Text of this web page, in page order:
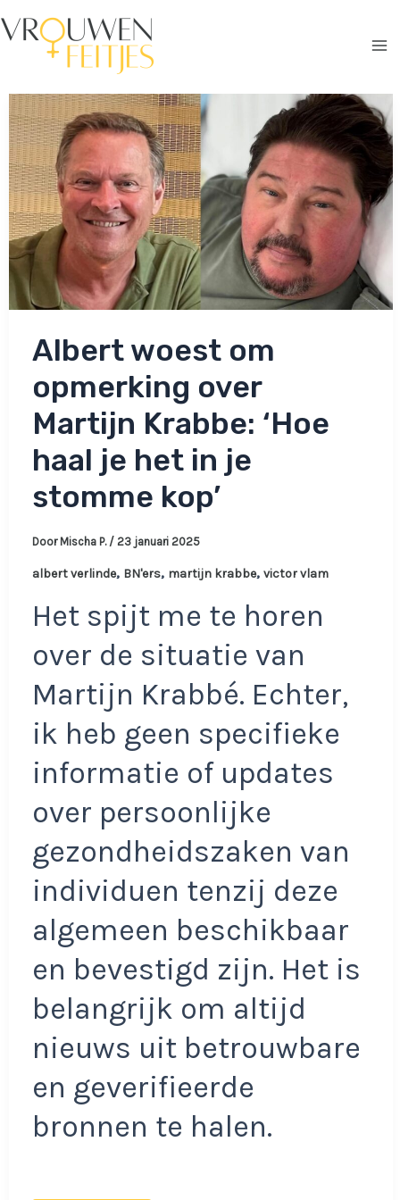
naar
Albert woest om
opmerking over
Martijn Krabbe: ‘Hoe
haal je het in je
stomme kop’
Door Mischa P. / 23 januari 2025
albert verlinde, BN'ers, martijn krabbe, victor vlam
Het spijt me te horen
over de situatie van
Martijn Krabbé. Echter,
ik heb geen specifieke
informatie of updates
over persoonlijke
gezondheidszaken van
individuen tenzij deze
algemeen beschikbaar
en bevestigd zijn. Het is
belangrijk om altijd
nieuws uit betrouwbare
en geverifieerde
bronnen te halen.